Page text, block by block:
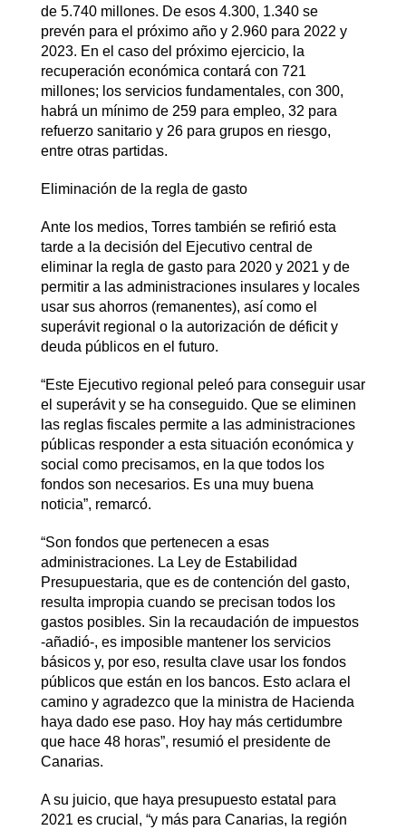
de 5.740 millones. De esos 4.300, 1.340 se
prevén para el próximo año y 2.960 para 2022 y
2023. En el caso del próximo ejercicio, la
recuperación económica contará con 721
millones; los servicios fundamentales, con 300,
habrá un mínimo de 259 para empleo, 32 para
refuerzo sanitario y 26 para grupos en riesgo,
entre otras partidas.
Eliminación de la regla de gasto
Ante los medios, Torres también se refirió esta
tarde a la decisión del Ejecutivo central de
eliminar la regla de gasto para 2020 y 2021 y de
permitir a las administraciones insulares y locales
usar sus ahorros (remanentes), así como el
superávit regional o la autorización de déficit y
deuda públicos en el futuro.
“Este Ejecutivo regional peleó para conseguir usar
el superávit y se ha conseguido. Que se eliminen
las reglas fiscales permite a las administraciones
públicas responder a esta situación económica y
social como precisamos, en la que todos los
fondos son necesarios. Es una muy buena
noticia”, remarcó.
“Son fondos que pertenecen a esas
administraciones. La Ley de Estabilidad
Presupuestaria, que es de contención del gasto,
resulta impropia cuando se precisan todos los
gastos posibles. Sin la recaudación de impuestos
-añadió-, es imposible mantener los servicios
básicos y, por eso, resulta clave usar los fondos
públicos que están en los bancos. Esto aclara el
camino y agradezco que la ministra de Hacienda
haya dado ese paso. Hoy hay más certidumbre
que hace 48 horas”, resumió el presidente de
Canarias.
A su juicio, que haya presupuesto estatal para
2021 es crucial, “y más para Canarias, la región